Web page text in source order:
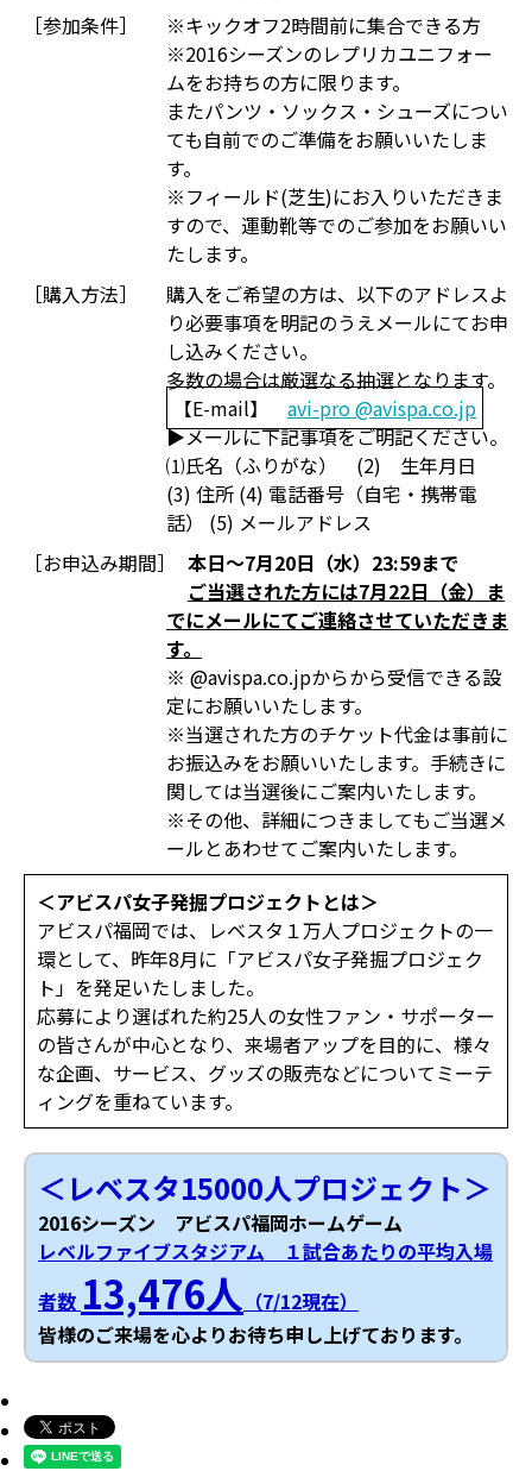
［参加条件］
※キックオフ2時間前に集合できる方
※2016シーズンのレプリカユニフォー
ムをお持ちの方に限ります。
またパンツ・ソックス・シューズについ
ても自前でのご準備をお願いいたしま
す。
※フィールド(芝生)にお入りいただきま
すので、運動靴等でのご参加をお願いい
たします。
［購入方法］
購入をご希望の方は、以下のアドレスよ
り必要事項を明記のうえメールにてお申
し込みください。
多数の場合は厳選なる抽選となります。
【E-mail】 avi-pro @avispa.co.jp
▶メールに下記事項をご明記ください。
⑴氏名（ふりがな） (2) 生年月日
(3) 住所 (4) 電話番号（自宅・携帯電
話） (5) メールアドレス
［お申込み期間］
本日～7月20日（水）23:59まで
ご当選された方には7月22日（金）ま
でにメールにてご連絡させていただきま
す。
※ @avispa.co.jpからから受信できる設
定にお願いいたします。
※当選された方のチケット代金は事前に
お振込みをお願いいたします。手続きに
関しては当選後にご案内いたします。
※その他、詳細につきましてもご当選メ
ールとあわせてご案内いたします。
＜アビスパ女子発掘プロジェクトとは＞
アビスパ福岡では、レベスタ１万人プロジェクトの一
環として、昨年8月に「アビスパ女子発掘プロジェク
ト」を発足いたしました。
応募により選ばれた約25人の女性ファン・サポーター
の皆さんが中心となり、来場者アップを目的に、様々
な企画、サービス、グッズの販売などについてミーテ
ィングを重ねています。
＜レベスタ15000人プロジェクト＞
2016シーズン アビスパ福岡ホームゲーム
レベルファイブスタジアム １試合あたりの平均入場
者数 13,476人 （7/12現在）
皆様のご来場を心よりお待ち申し上げております。